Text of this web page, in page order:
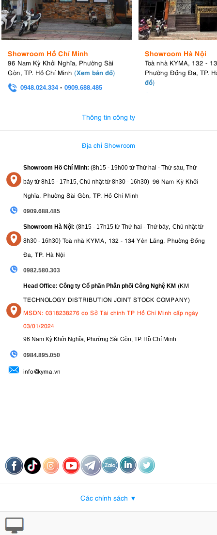
Showroom Hồ Chí Minh
96 Nam Kỳ Khởi Nghĩa, Phường Sài
Gòn, TP. Hồ Chí Minh (Xem bản đồ)
0948.024.334 - 0909.688.485
Showroom Hà Nội
Toà nhà KYMA, 132 -
Phường Đống Đa, TP.
đồ)
Thông tin công ty
Địa chỉ Showroom
Showroom Hồ Chí Minh: (8h15 - 19h00 từ Thứ hai - Thứ sáu, Thứ
bảy từ 8h15 - 17h15, Chủ nhật từ 8h30 - 16h30) 96 Nam Kỳ Khởi
Nghĩa, Phường Sài Gòn, TP. Hồ Chí Minh
0909.688.485
Showroom Hà Nội: (8h15 - 17h15 từ Thứ hai - Thứ bảy, Chủ nhật từ
8h30 - 16h30) Toà nhà KYMA, 132 - 134 Yên Lãng, Phường Đống
Đa, TP. Hà Nội
0982.580.303
Head Office: Công ty Cổ phần Phân phối Công Nghệ KM (KM
TECHNOLOGY DISTRIBUTION JOINT STOCK COMPANY)
MSDN: 0318238276 do Sở Tài chính TP Hồ Chí Minh cấp ngày
03/01/2024
96 Nam Kỳ Khởi Nghĩa, Phường Sài Gòn, TP. Hồ Chí Minh
0984.895.050
info@kyma.vn
Các chính sách ▼